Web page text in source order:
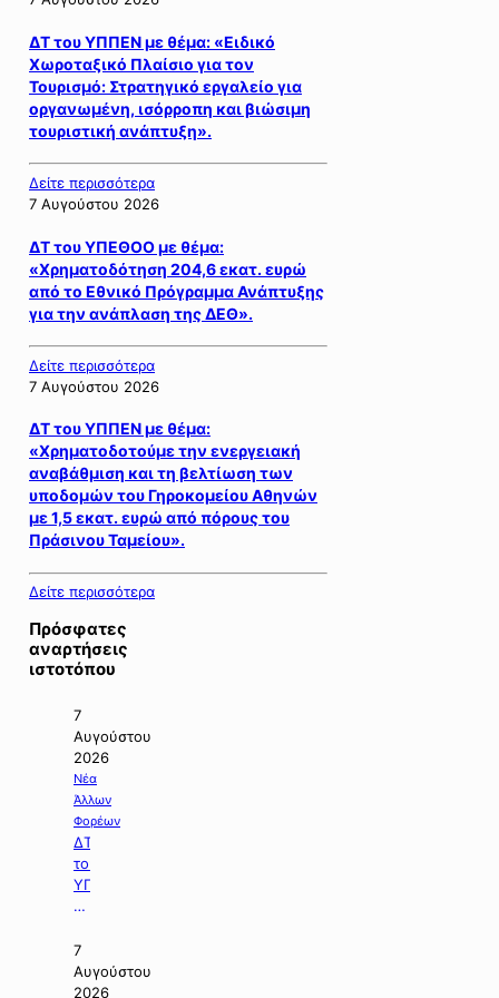
ΔΤ του ΥΠΠΕΝ με θέμα: «Ειδικό
Χωροταξικό Πλαίσιο για τον
Τουρισμό: Στρατηγικό εργαλείο για
οργανωμένη, ισόρροπη και βιώσιμη
τουριστική ανάπτυξη».
Δείτε περισσότερα
7 Αυγούστου 2026
ΔΤ του ΥΠΕΘΟΟ με θέμα:
«Χρηματοδότηση 204,6 εκατ. ευρώ
από το Εθνικό Πρόγραμμα Ανάπτυξης
για την ανάπλαση της ΔΕΘ».
Δείτε περισσότερα
7 Αυγούστου 2026
ΔΤ του ΥΠΠΕΝ με θέμα:
«Χρηματοδοτούμε την ενεργειακή
αναβάθμιση και τη βελτίωση των
υποδομών του Γηροκομείου Αθηνών
με 1,5 εκατ. ευρώ από πόρους του
Πράσινου Ταμείου».
Δείτε περισσότερα
Πρόσφατες
αναρτήσεις
ιστοτόπου
7
Αυγούστου
2026
Νέα
Άλλων
Φορέων
ΔΤ
του
ΥΠΠΕΝ
με
«Ειδικό
Χωροταξικό
Πλαίσιο
7
Αυγούστου
2026